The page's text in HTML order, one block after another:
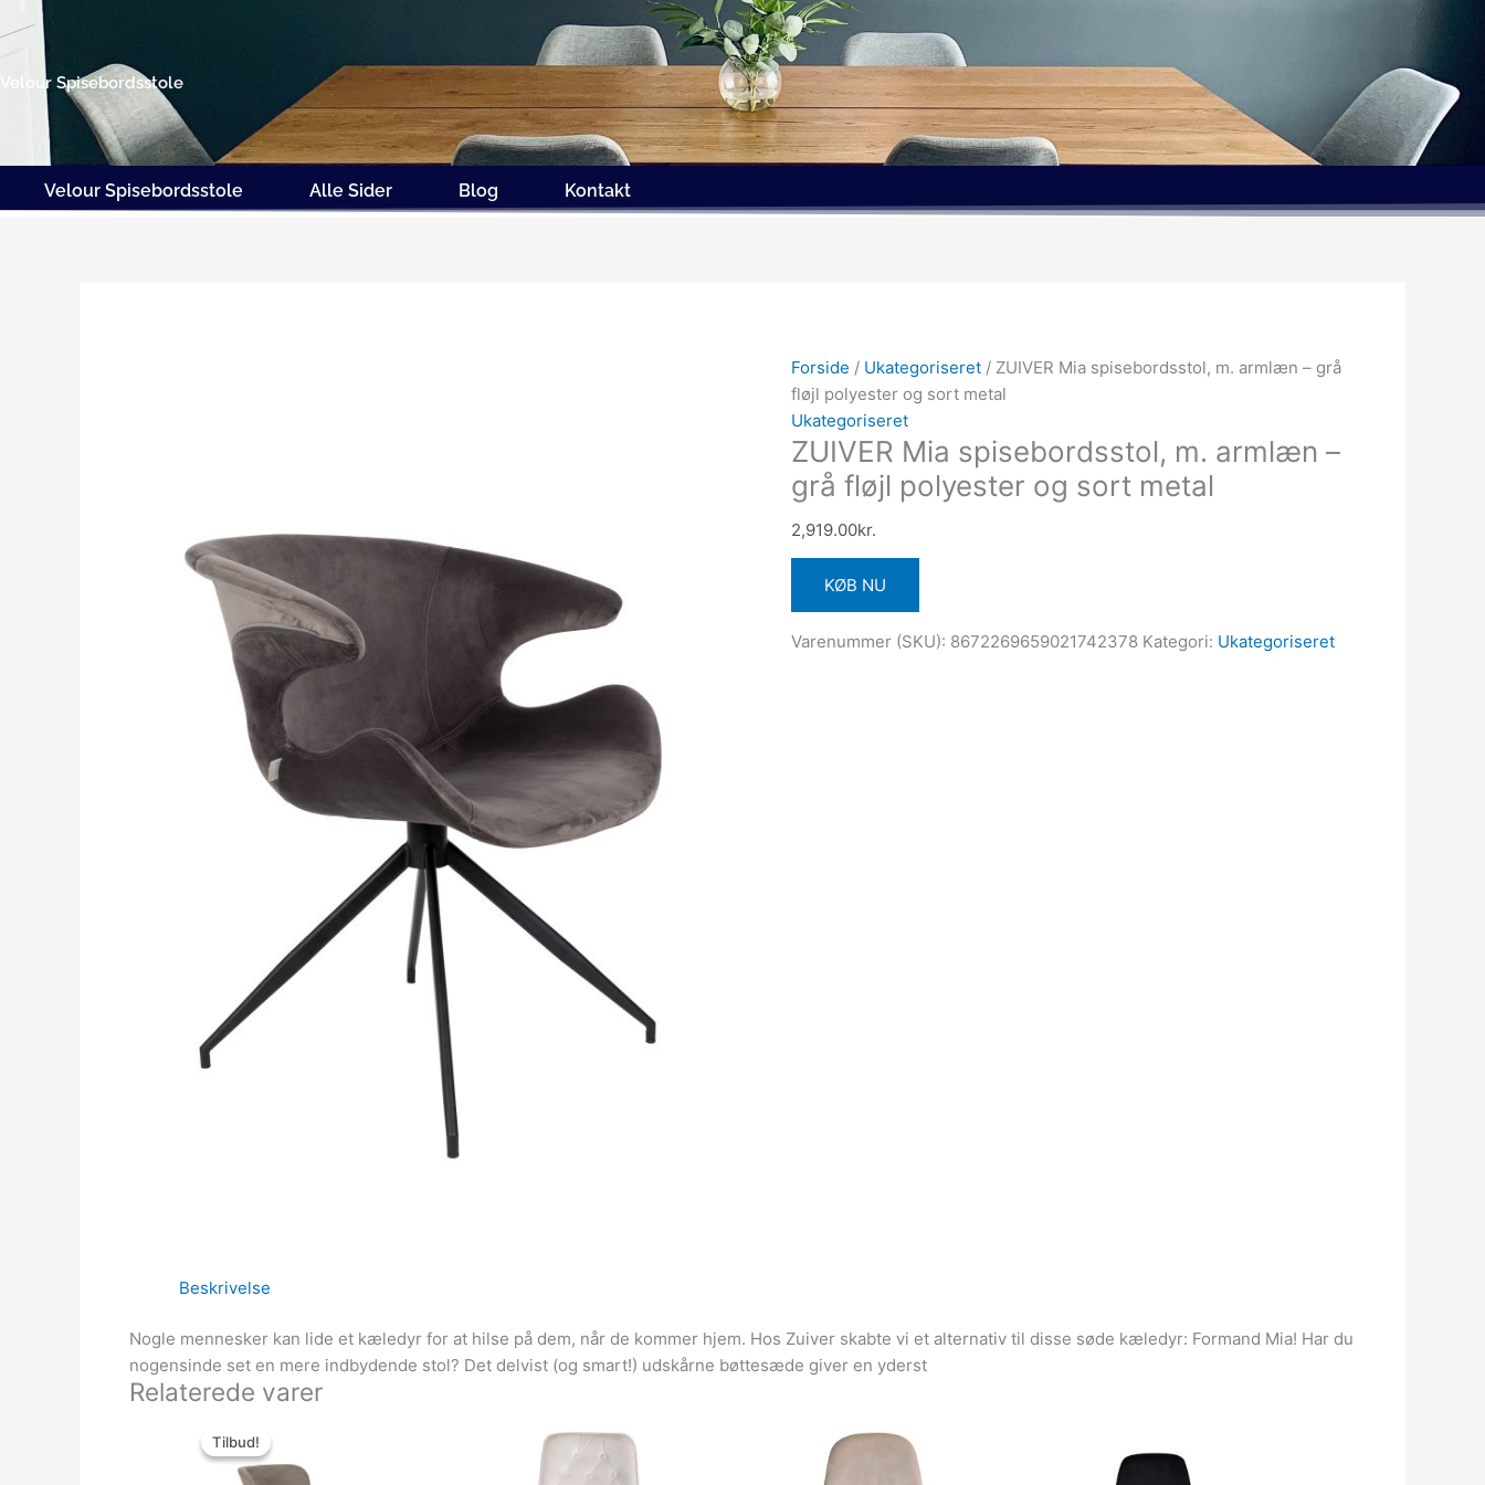
til
indholdet
Velour Spisebordsstole
Velour Spisebordsstole Alle Sider Blog Kontakt
Forside / Ukategoriseret / ZUIVER Mia spisebordsstol, m. armlæn – grå
fløjl polyester og sort metal
Ukategoriseret
ZUIVER Mia spisebordsstol, m. armlæn –
grå fløjl polyester og sort metal
2,919.00kr.
KØB NU
Varenummer (SKU): 8672269659021742378 Kategori: Ukategoriseret
Beskrivelse
Nogle mennesker kan lide et kæledyr for at hilse på dem, når de kommer hjem. Hos Zuiver skabte vi et alternativ til disse søde kæledyr: Formand Mia! Har du
nogensinde set en mere indbydende stol? Det delvist (og smart!) udskårne bøttesæde giver en yderst
Relaterede varer
Tilbud!
Tilbud!
pris
var: